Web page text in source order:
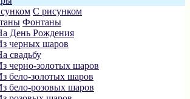
С рисунком
Фонтаны
День Рождения
черных шаров
свадьбу
черно-золотых шаров
бело-золотых шаров
бело-розовых шаров